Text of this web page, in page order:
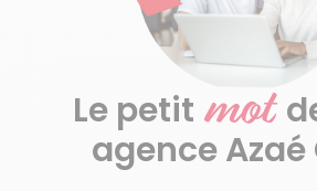
Le petit mot
agence Azaé